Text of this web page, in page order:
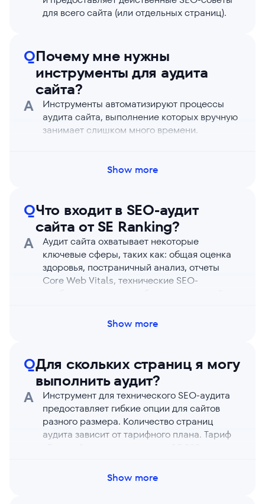
для всего сайта (или отдельных страниц).
QПочему мне нужны
инструменты для аудита
сайта?
A
Инструменты автоматизируют процессы
аудита сайта, выполнение которых вручную
занимает слишком много времени.
предоставляют тщательные отчеты с
отчеты указывают на проблемы, которые
мешают поисковикам и пользователям
находить ваш сайт.
Show more
QЧто входит в SEO-аудит
сайта от SE Ranking?
A
Аудит сайта охватывает некоторые
ключевые сферы, таких как: общая оценка
здоровья, постраничный анализ, отчеты
Core Web Vitals, технические SEO-
(и индексируемости) страницы, коды
карты сайта, сравнивать аудиты и
мониторить изменения на странице. А еще
анализировать интерактивные элементы с
функционалом для рендеринга JavaScript.
Show more
QДля скольких страниц я могу
выполнить аудит?
A
Инструмент для технического SEO-аудита
предоставляет гибкие опции для сайтов
разного размера. Количество страниц
аудита зависит от тарифного плана. Тариф
Тариф «Про» — 40 000 страниц на проект и
Show more